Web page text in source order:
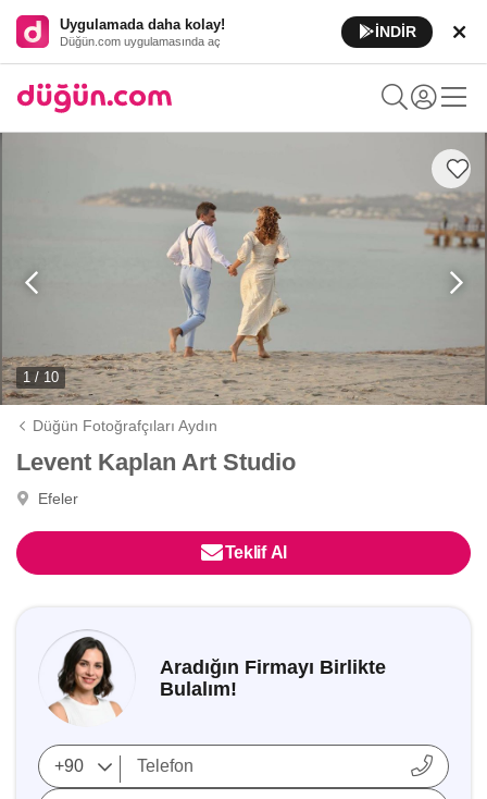
Uygulamada daha kolay!
Düğün.com uygulamasında aç
İNDİR
1 / 10
Düğün Fotoğrafçıları Aydın
Levent Kaplan Art Studio
Efeler
Teklif Al
Aradığın Firmayı Birlikte
Bulalım!